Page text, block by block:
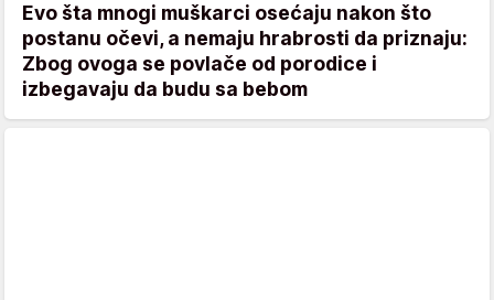
Evo šta mnogi muškarci osećaju nakon što
postanu očevi, a nemaju hrabrosti da priznaju:
Zbog ovoga se povlače od porodice i
izbegavaju da budu sa bebom